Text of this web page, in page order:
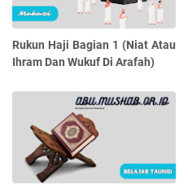
Rukun Haji Bagian 1 (Niat Atau
Ihram Dan Wukuf Di Arafah)